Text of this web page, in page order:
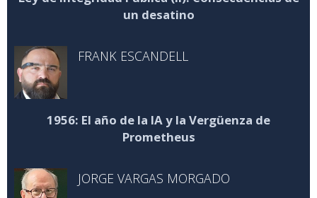
un desatino
FRANK ESCANDELL
1956: El año de la IA y la Vergüenza de
Prometheus
JORGE VARGAS MORGADO